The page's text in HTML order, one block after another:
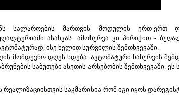
სალაროების მართვის მოდულის ერთ-ერთ
ასახვას. ამოხურვა კი პირიქით -
ისე ხელით სურვილის შემთხვევაში.
მომდევნო დღეს ხდება. ავტომატური ჩახურვის
საბუთები ასეთის არსებობის შემთხვევაში.
საკმარისია რომ იგი იყოს